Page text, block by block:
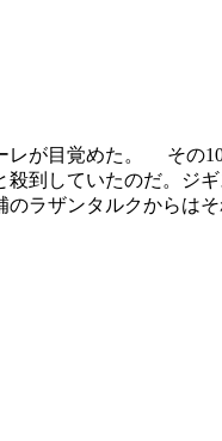
レが目覚めた。 その
殺到していたのだ。
ラザンタルクからはそ